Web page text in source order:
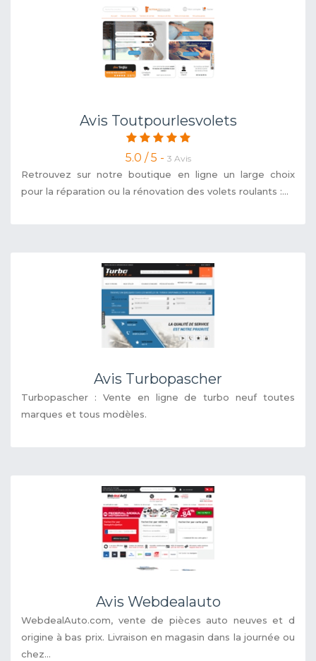
Avis Toutpourlesvolets
5.0 / 5 - 3 Avis
Retrouvez sur notre boutique en ligne un large choix
pour la réparation ou la rénovation des volets roulants :...
Avis Turbopascher
Turbopascher : Vente en ligne de turbo neuf toutes
marques et tous modèles.
Avis Webdealauto
WebdealAuto.com, vente de pièces auto neuves et d
origine à bas prix. Livraison en magasin dans la journée ou
chez...